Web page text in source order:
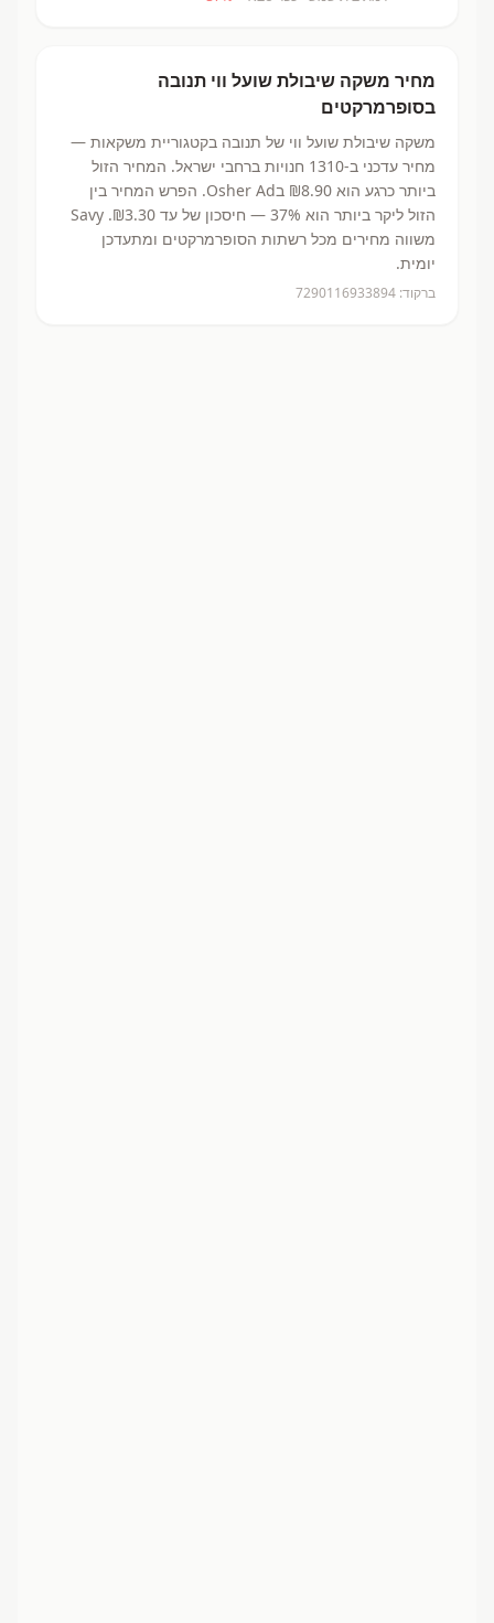
מחיר משקה שיבולת שועל ווי תנובה
בסופרמרקטים
משקה שיבולת שועל ווי של תנובה בקטגוריית משקאות —
מחיר עדכני ב-1310 חנויות ברחבי ישראל. המחיר הזול
ביותר כרגע הוא ₪8.90
בOsher Ad.
הפרש המחיר בין
הזול ליקר ביותר הוא 37% — חיסכון של עד ₪3.30.
Savy
משווה מחירים מכל רשתות הסופרמרקטים ומתעדכן
יומית.
ברקוד: 7290116933894